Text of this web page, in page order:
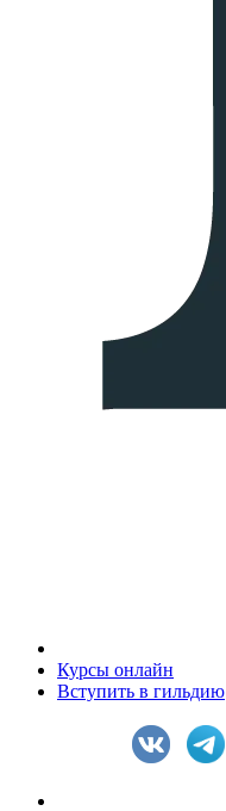
Курсы онлайн
Вступить в гильдию